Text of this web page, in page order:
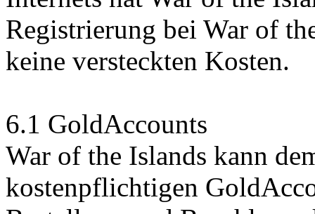
Registrierung bei War of
keine versteckten Kosten.
6.1 GoldAccounts
War of the Islands kann
kostenpflichtigen